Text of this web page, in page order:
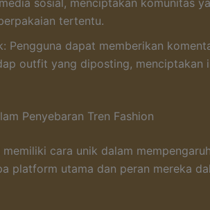
tertentu.
Pengguna dapat memberikan
outfit yang diposting, menciptakan
Penyebaran Tren Fashion
cara unik dalam
platform utama dan peran mereka